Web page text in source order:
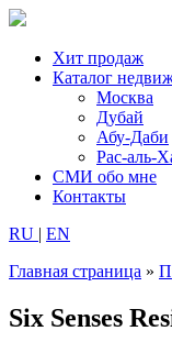
Хит продаж
Каталог
Москва
Дубай
Абу-Даби
Рас-аль-
СМИ обо мне
Контакты
RU | EN
Главная страница »
Six Senses